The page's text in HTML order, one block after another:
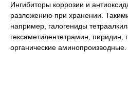
Ингибиторы коррозии и
разложению при хранении.
например, галогениды
гексаметилентетрамин, пиридин,
органические аминопроизводные.